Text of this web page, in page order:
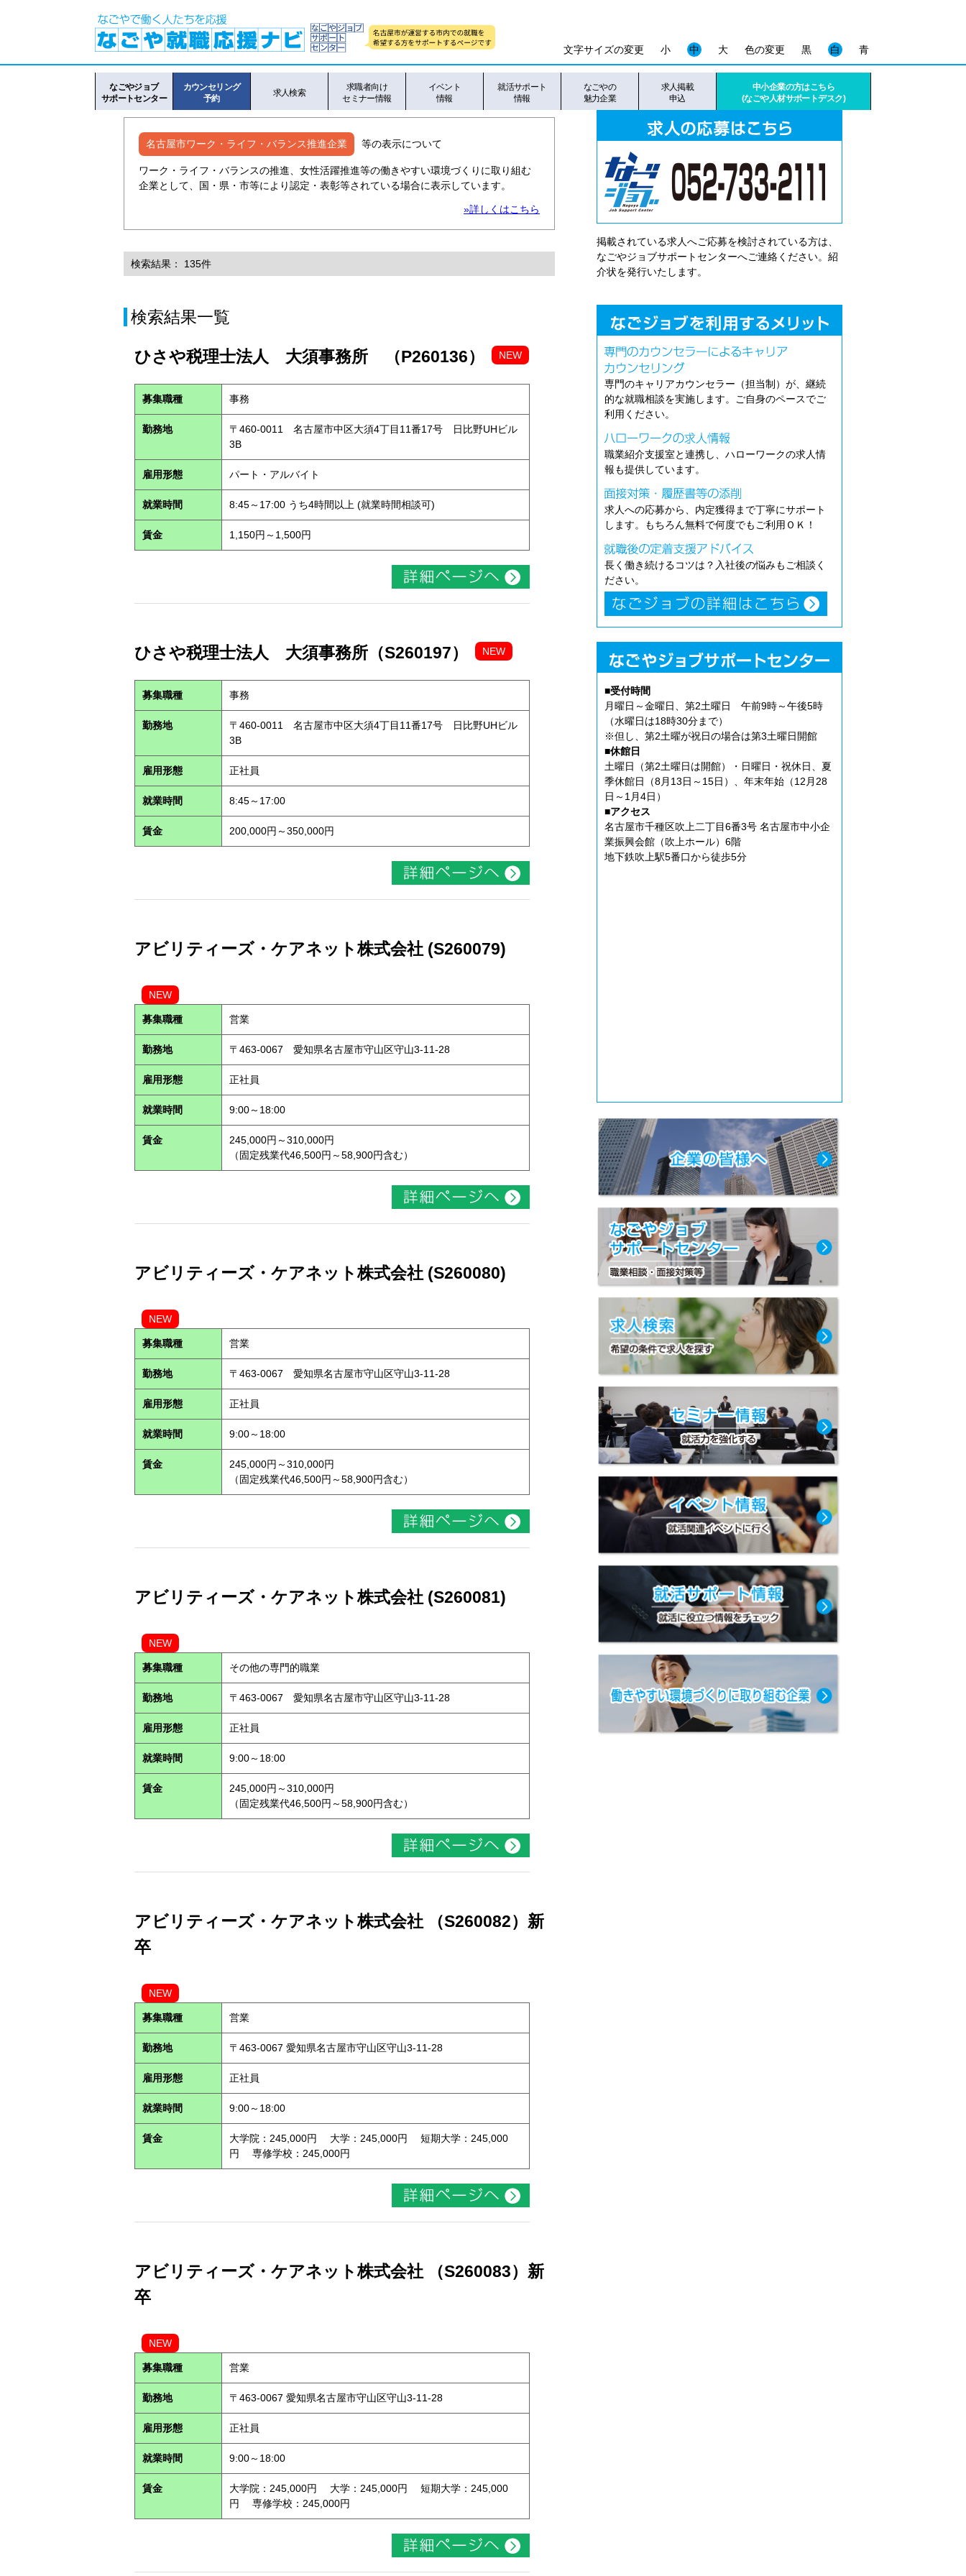
色の変更 黒 白 青
文字サイズの変更 小 中 大
なごやジョブ
サポートセンター
カウンセリング
予約
求人検索
求職者向け
セミナー情報
イベント
情報
就活サポート
情報
なごやの
魅力企業
求人掲載
申込
中小企業の方はこちら
(なごや人材サポートデスク)
名古屋市ワーク・ライフ・バランス推進企業 等の表示について
ワーク・ライフ・バランスの推進、女性活躍推進等の働きやすい環境づくりに取り組む
企業として、国・県・市等により認定・表彰等されている場合に表示しています。
»詳しくはこちら
検索結果： 135件
検索結果一覧
ひさや税理士法人 大須事務所 （P260136） NEW
募集職種 事務
勤務地
〒460-0011 名古屋市中区大須4丁目11番17号 日比野UHビル
3B
雇用形態 パート・アルバイト
就業時間 8:45～17:00 うち4時間以上 (就業時間相談可)
賃金 1,150円～1,500円
ひさや税理士法人 大須事務所（S260197） NEW
募集職種 事務
勤務地
〒460-0011 名古屋市中区大須4丁目11番17号 日比野UHビル
3B
雇用形態 正社員
就業時間 8:45～17:00
賃金 200,000円～350,000円
アビリティーズ・ケアネット株式会社 (S260079)
NEW
募集職種 営業
勤務地 〒463-0067 愛知県名古屋市守山区守山3-11-28
雇用形態 正社員
就業時間 9:00～18:00
賃金
245,000円～310,000円
（固定残業代46,500円～58,900円含む）
アビリティーズ・ケアネット株式会社 (S260080)
NEW
募集職種 営業
勤務地 〒463-0067 愛知県名古屋市守山区守山3-11-28
雇用形態 正社員
就業時間 9:00～18:00
賃金
245,000円～310,000円
（固定残業代46,500円～58,900円含む）
アビリティーズ・ケアネット株式会社 (S260081)
NEW
募集職種 その他の専門的職業
勤務地 〒463-0067 愛知県名古屋市守山区守山3-11-28
雇用形態 正社員
就業時間 9:00～18:00
賃金
245,000円～310,000円
（固定残業代46,500円～58,900円含む）
アビリティーズ・ケアネット株式会社 （S260082）新
卒
NEW
募集職種 営業
勤務地 〒463-0067 愛知県名古屋市守山区守山3-11-28
雇用形態 正社員
就業時間 9:00～18:00
賃金
大学院：245,000円 大学：245,000円 短期大学：245,000
円 専修学校：245,000円
アビリティーズ・ケアネット株式会社 （S260083）新
卒
NEW
募集職種 営業
勤務地 〒463-0067 愛知県名古屋市守山区守山3-11-28
雇用形態 正社員
就業時間 9:00～18:00
賃金
大学院：245,000円 大学：245,000円 短期大学：245,000
円 専修学校：245,000円
掲載されている求人へご応募を検討されている方は、
なごやジョブサポートセンターへご連絡ください。紹
介状を発行いたします。
専門のキャリアカウンセラー（担当制）が、継続
的な就職相談を実施します。ご自身のペースでご
利用ください。
職業紹介支援室と連携し、ハローワークの求人情
報も提供しています。
求人への応募から、内定獲得まで丁寧にサポート
します。もちろん無料で何度でもご利用ＯＫ！
長く働き続けるコツは？入社後の悩みもご相談く
ださい。
■受付時間
月曜日～金曜日、第2土曜日 午前9時～午後5時
（水曜日は18時30分まで）
※但し、第2土曜が祝日の場合は第3土曜日開館
■休館日
土曜日（第2土曜日は開館）・日曜日・祝休日、夏
季休館日（8月13日～15日）、年末年始（12月28
日～1月4日）
■アクセス
名古屋市千種区吹上二丁目6番3号 名古屋市中小企
業振興会館（吹上ホール）6階
地下鉄吹上駅5番口から徒歩5分